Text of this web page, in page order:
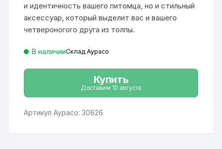
и идентичность вашего питомца, но и стильный
аксессуар, который выделит вас и вашего
четвероногого друга из толпы.
В наличииСклад Аурасо
Купить
Доставим 10 августа
Артикул Аурасо: 30626